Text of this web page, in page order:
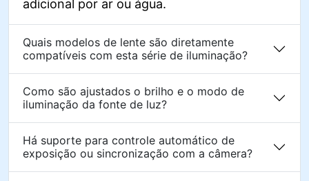
adicional por ar ou água.
Quais modelos de lente são diretamente
compatíveis com esta série de iluminação?
Como são ajustados o brilho e o modo de
iluminação da fonte de luz?
Há suporte para controle automático de
exposição ou sincronização com a câmera?